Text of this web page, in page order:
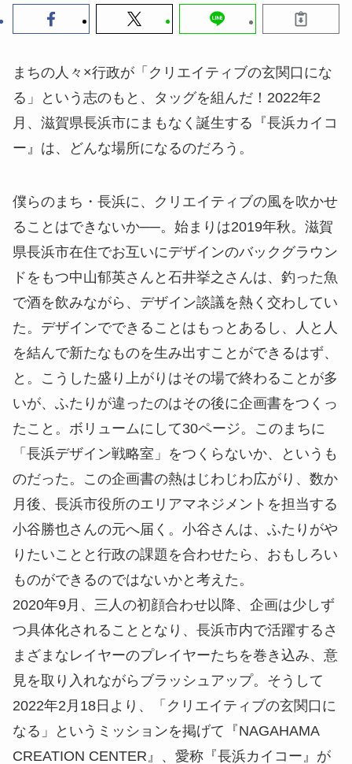
まちの人々×行政が「クリエイティブの玄関口にな
る」という志のもと、タッグを組んだ！2022年2
月、滋賀県長浜市にまもなく誕生する『長浜カイコ
ー』は、どんな場所になるのだろう。
僕らのまち・長浜に、クリエイティブの風を吹かせ
ることはできないか──。始まりは2019年秋。滋賀
県長浜市在住でお互いにデザインのバックグラウン
ドをもつ中山郁英さんと石井挙之さんは、釣った魚
で酒を飲みながら、デザイン談議を熱く交わしてい
た。デザインでできることはもっとあるし、人と人
を結んで新たなものを生み出すことができるはず、
と。こうした盛り上がりはその場で終わることが多
いが、ふたりが違ったのはその後に企画書をつくっ
たこと。ボリュームにして30ページ。このまちに
「長浜デザイン戦略室」をつくらないか、というも
のだった。この企画書の熱はじわじわ広がり、数か
月後、長浜市役所のエリアマネジメントを担当する
小谷勝也さんの元へ届く。小谷さんは、ふたりがや
りたいことと行政の課題を合わせたら、おもしろい
ものができるのではないかと考えた。
2020年9月、三人の初顔合わせ以降、企画は少しず
つ具体化されることとなり、長浜市内で活躍するさ
まざまなレイヤーのプレイヤーたちを巻き込み、意
見を取り入れながらブラッシュアップ。そうして
2022年2月18日より、「クリエイティブの玄関口に
なる」というミッションを掲げて『NAGAHAMA
CREATION CENTER』、愛称『長浜カイコー』が